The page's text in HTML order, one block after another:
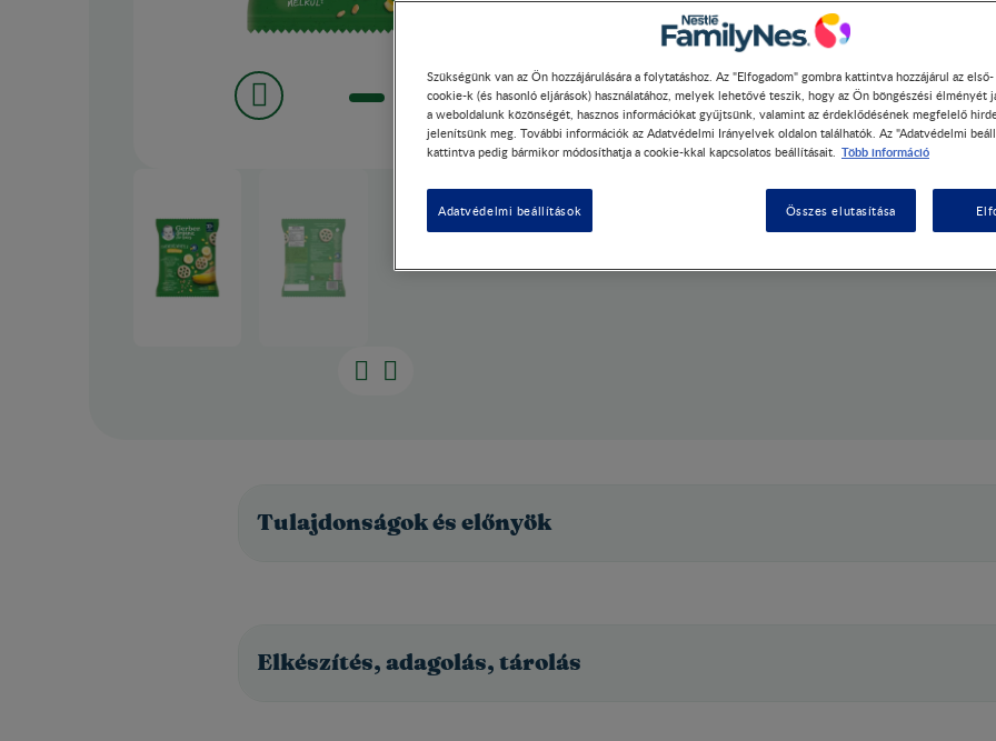
tartalmaz.
*természetes módon előforduló cukrokat tartalmaz
Olvass tovább
Tulajdonságok és előnyök
Elkészítés, adagolás, tárolás
Szükségünk van az Ön hozzájárulására a folytatáshoz. Az "Elfogadom" gombra kattintva hozzájárul az
cookie-k (és hasonló eljárások) használatához, melyek lehetővé teszik, hogy az Ön böngészési élményét
a weboldalunk közönségét, hasznos információkat gyűjtsünk, valamint az érdeklődésének megfelelő
jelenítsünk meg. További információk az Adatvédelmi Irányelvek oldalon találhatók. Az "Adatvédelmi
kattintva pedig bármikor módosíthatja a cookie-kkal kapcsolatos beállításait. Több információ
Adatvédelmi beállítások Összes elutasítása